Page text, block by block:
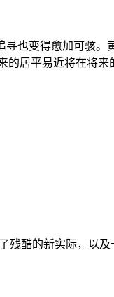
也变得愈加可骇。
居平易近将在将
残酷的新实际，以